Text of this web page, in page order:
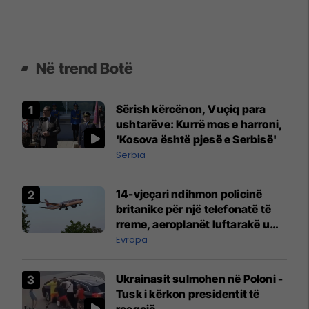
Në trend Botë
Sërish kërcënon, Vuçiq para
ushtarëve: Kurrë mos e harroni,
'Kosova është pjesë e Serbisë'
Serbia
14-vjeçari ndihmon policinë
britanike për një telefonatë të
rreme, aeroplanët luftarakë u
ngritën në ajër për të
Mançesterit
Evropa
Ukrainasit sulmohen në Poloni -
Tusk i kërkon presidentit të